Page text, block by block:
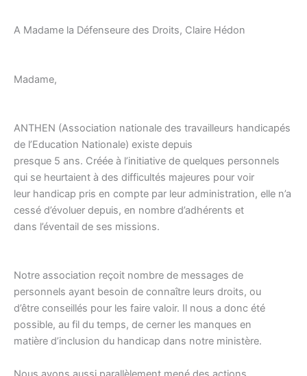
A Madame la Défenseure des Droits, Claire Hédon
Madame,
ANTHEN (Association nationale des travailleurs handicapés
de l’Education Nationale) existe depuis
presque 5 ans. Créée à l’initiative de quelques personnels
qui se heurtaient à des difficultés majeures pour voir
leur handicap pris en compte par leur administration, elle n’a
cessé d’évoluer depuis, en nombre d’adhérents et
dans l’éventail de ses missions.
Notre association reçoit nombre de messages de
personnels ayant besoin de connaître leurs droits, ou
d’être conseillés pour les faire valoir. Il nous a donc été
possible, au fil du temps, de cerner les manques en
matière d’inclusion du handicap dans notre ministère.